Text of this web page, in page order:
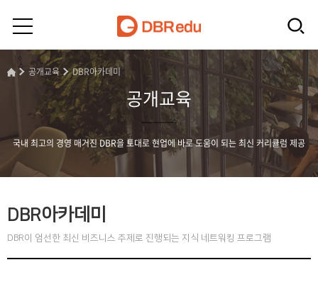
공개교육 DBR아카데미
공개교육
국내 최고의 경영 매거진 DBR을 토대로 현업에 바로 도움이 되는 최신 커리큘럼 제공
DBR아카데미
DBR이 엄선한 최신 비즈니스 주제로 진행되는 지식 네트워킹 프로그램